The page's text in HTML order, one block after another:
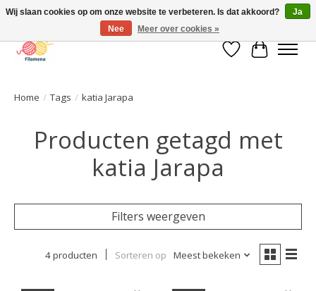
Verlanglijst
Home / Tags / katia Jarapa
Producten getagd met
katia Jarapa
Filters weergeven
4 producten Sorteren op Meest bekeken
Wij slaan cookies op om onze website te verbeteren. Is dat akkoord?
Ja
Nee
Meer over cookies »